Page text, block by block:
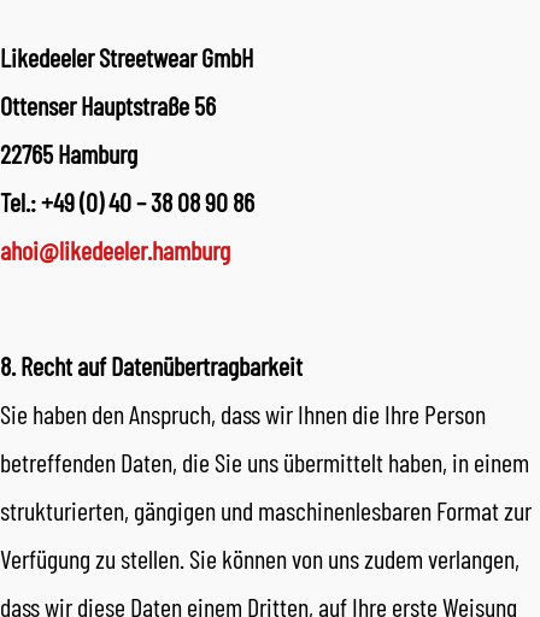
Likedeeler Streetwear GmbH
Ottenser Hauptstraße 56
22765 Hamburg
Tel.: +49 (0) 40 – 38 08 90 86
ahoi@likedeeler.hamburg
8. Recht auf Datenübertragbarkeit
Sie haben den Anspruch, dass wir Ihnen die Ihre Person
betreffenden Daten, die Sie uns übermittelt haben, in einem
strukturierten, gängigen und maschinenlesbaren Format zur
Verfügung zu stellen. Sie können von uns zudem verlangen,
dass wir diese Daten einem Dritten, auf Ihre erste Weisung